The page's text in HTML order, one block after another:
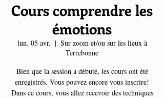
Cours comprendre les
émotions
lun. 05 avr.
  |
Sur zoom et/ou sur les lieux à
Terrebonne
Bien que la session a débuté, les cours ont été
enregistrés. Vous pouvez encore vous inscrire!
Dans ce cours, vous allez recevoir des techniques